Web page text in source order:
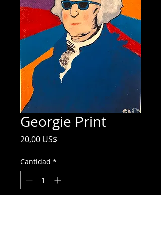
Georgie Print
20,00 US$
Cantidad *